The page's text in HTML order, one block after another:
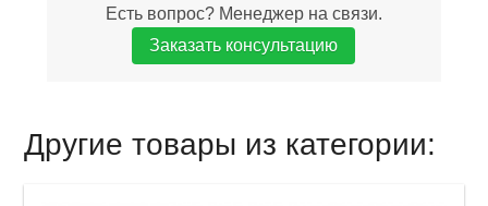
Есть вопрос? Менеджер на связи.
Заказать консультацию
Другие товары из категории: